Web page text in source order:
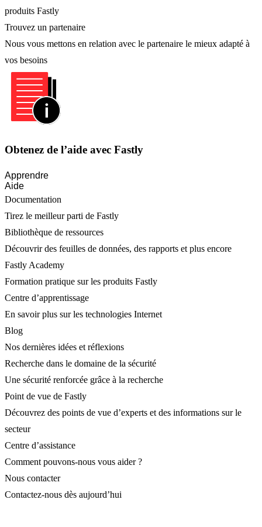
produits Fastly
Trouvez un partenaire
Nous vous mettons en relation avec le partenaire le mieux adapté à
vos besoins
Obtenez de l’aide avec Fastly
Apprendre
Aide
Documentation
Tirez le meilleur parti de Fastly
Bibliothèque de ressources
Découvrir des feuilles de données, des rapports et plus encore
Fastly Academy
Formation pratique sur les produits Fastly
Centre d’apprentissage
En savoir plus sur les technologies Internet
Blog
Nos dernières idées et réflexions
Recherche dans le domaine de la sécurité
Une sécurité renforcée grâce à la recherche
Point de vue de Fastly
Découvrez des points de vue d’experts et des informations sur le
secteur
Centre d’assistance
Comment pouvons-nous vous aider ?
Nous contacter
Contactez-nous dès aujourd’hui